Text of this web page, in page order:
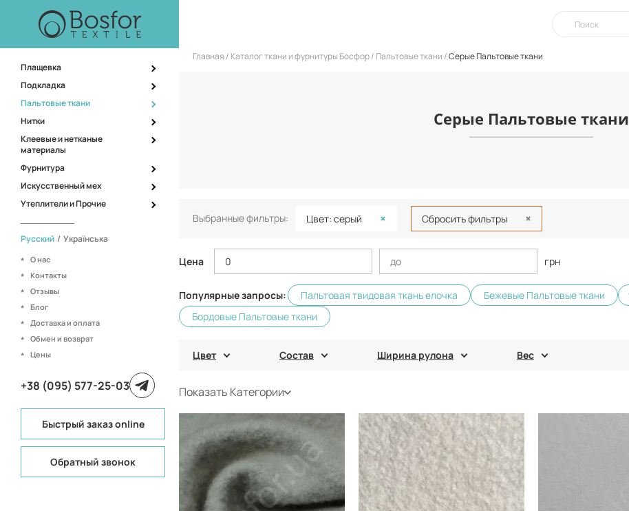
Плащевка
Подкладка
Пальтовые ткани
Нитки
Клеевые и нетканые
материалы
Фурнитура
Искусственный мех
Утеплители и Прочие
Русский / Українська
О нас
Контакты
Отзывы
Блог
Доставка и оплата
Обмен и возврат
Цены
+38 (095) 577-25-03
Быстрый заказ online
Обратный звонок
Главная Каталог ткани и фурнитуры Босфор Пальтовые ткани Серые Пальтовые ткани
Серые Пальтовые ткани
Выбранные фильтры: Цвет: серый Сбросить фильтры
Цена грн
Популярные запросы: Пальтовая твидовая ткань елочка Бежевые Пальтовые ткани
Бордовые Пальтовые ткани
Цвет Состав Ширина рулона Вес
Показать Категории
50/50 W/P
Вид ткани: смешанная
Производитель: Китай
615 гр/м
Ширина рулона: 155 см
Состав: 50/50 W/P
Вид ткани: смешанная
Производитель: Китай
Вес: 615 гр/м
Ширина рулона: 155 см